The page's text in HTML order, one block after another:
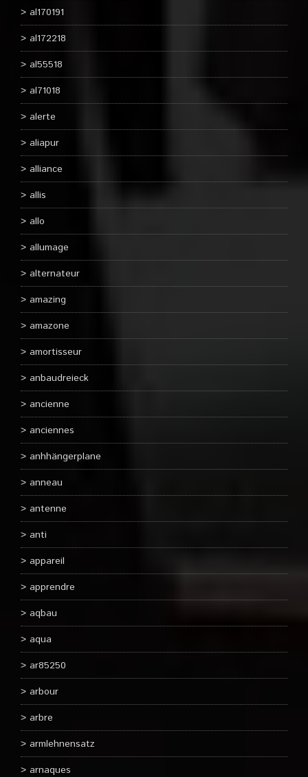
al170191
al172218
al55518
al71018
alerte
aliapur
alliance
allis
allo
allumage
alternateur
amazing
amazone
amortisseur
anbaudreieck
ancienne
anciennes
anhhängerplane
anneau
antenne
anti
appareil
apprendre
aqbau
aqua
ar85250
arbour
arbre
armlehnensatz
arnaques